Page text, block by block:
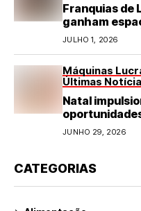
Franquias de
ganham
refeições
JULHO 1, 2026
Máquinas
Últimas
Natal
do varejo
JUNHO 29, 2026
CATEGORIAS